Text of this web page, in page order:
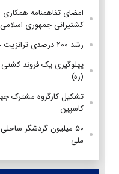
امضای تفاهمنامه
کشتیرانی جمهوری اسلامی
رشد ۲۰۰ درصدی ترانزیت خارجی در بندر بوشهر
(ره)
تشکیل کارگروه مشترک
کاسپین
۵۰ میلیون گردشگر
ملی